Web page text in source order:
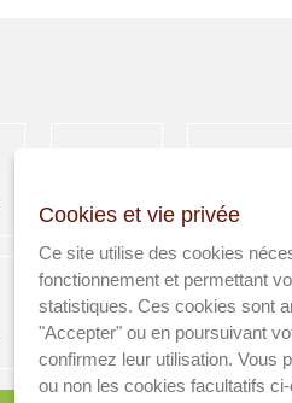
HÉBERGEMENT
ACTIVITÉS
SPORTIVES
SANTÉ AGRICULTEURS
Cookies et vie privée
Ce site utilise des cookies
fonctionnement et permettant
statistiques. Ces cookies sont
"Accepter" ou en poursuivant
confirmez leur utilisation. Vous
ou non les cookies facultatifs